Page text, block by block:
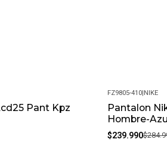
devoluciones?
contamos con una política de
Pant Kpz
-16%
FZ9805-410|NIKE
Pantalon
Hombre-Azul
$239.990